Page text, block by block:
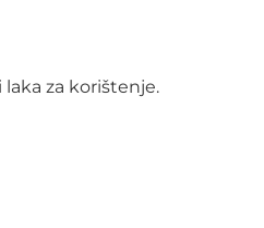
za korištenje.